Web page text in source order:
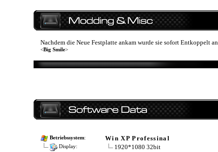
Nachdem die Neue Festplatte ankam wurde sie sofort Entkoppelt
<Big Smile>
Betriebssystem: Win XP Professinal
Display: 1920*1080 32bit